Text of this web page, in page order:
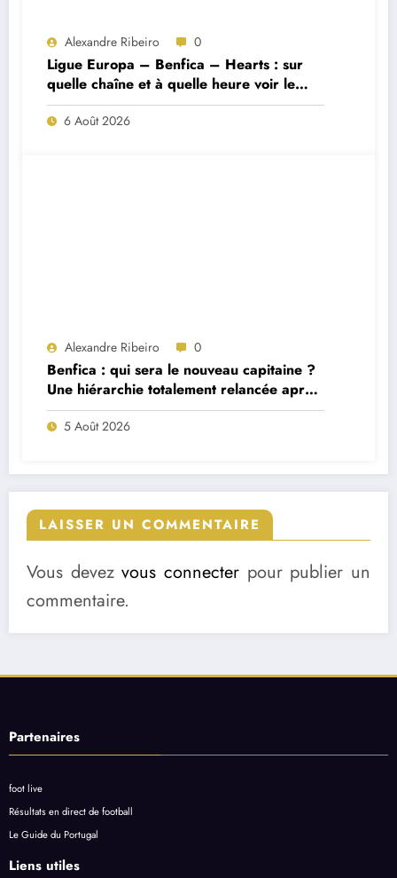
Alexandre Ribeiro 0
Ligue Europa – Benfica – Hearts : sur
quelle chaîne et à quelle heure voir le
match ?
6 Août 2026
Alexandre Ribeiro 0
Benfica : qui sera le nouveau capitaine ?
Une hiérarchie totalement relancée après
deux départs majeurs
5 Août 2026
LAISSER UN COMMENTAIRE
Vous devezvous connecter pour publier un
commentaire.
Partenaires
foot live
Résultats en direct de football
Le Guide du Portugal
Liens utiles